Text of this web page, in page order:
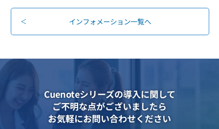
インフォメーション一覧へ
Cuenoteシリーズの導入に関して
ご不明な点がございましたら
お気軽にお問い合わせください